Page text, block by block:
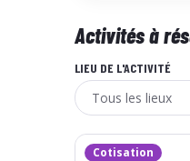
Activités à
LIEU DE L'ACTIVITÉ
Cotisation